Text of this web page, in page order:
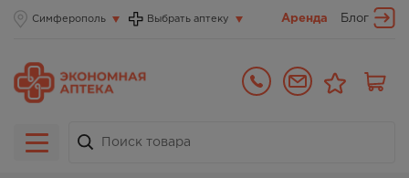
Симферополь Выбрать аптеку Аренда Блог